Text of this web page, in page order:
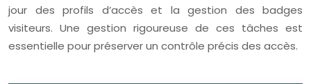
jour des profils d’accès et la gestion des badges
visiteurs. Une gestion rigoureuse de ces tâches est
essentielle pour préserver un contrôle précis des accès.